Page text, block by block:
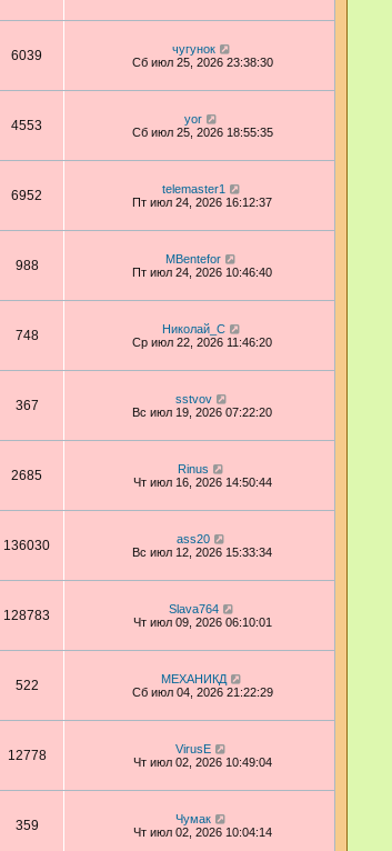
6039
чугунок
Сб июл 25, 2026 23:38:30
4553
yor
Сб июл 25, 2026 18:55:35
6952
telemaster1
Пт июл 24, 2026 16:12:37
988
MBentefor
Пт июл 24, 2026 10:46:40
748
Николай_С
Ср июл 22, 2026 11:46:20
367
sstvov
Вс июл 19, 2026 07:22:20
2685
Rinus
Чт июл 16, 2026 14:50:44
136030
ass20
Вс июл 12, 2026 15:33:34
128783
Slava764
Чт июл 09, 2026 06:10:01
522
МЕХАНИКД
Сб июл 04, 2026 21:22:29
12778
VirusE
Чт июл 02, 2026 10:49:04
359
Чумак
Чт июл 02, 2026 10:04:14